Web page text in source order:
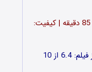
زبان: انگلیسی | زیرنویس فارسی: دارد | مدت: 85 دقیقه | کیفیت: